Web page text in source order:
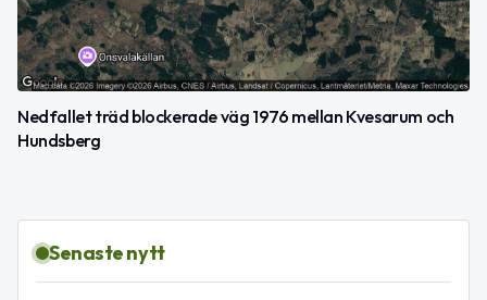
Nedfallet träd blockerade väg 1976 mellan Kvesarum och
Hundsberg
Senaste nytt